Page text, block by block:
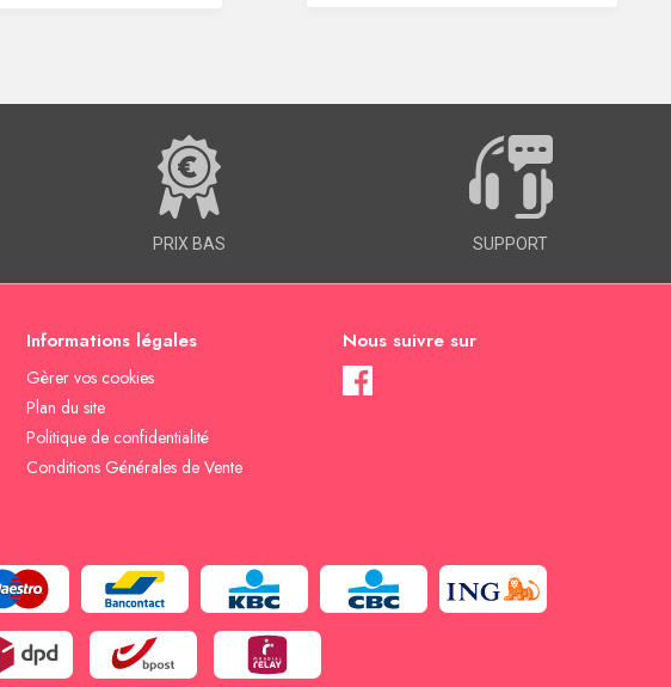
PRIX BAS SUPPORT
Informations légales
Gèrer vos cookies
Plan du site
Politique de confidentialité
Conditions Générales de Vente
Nous suivre sur